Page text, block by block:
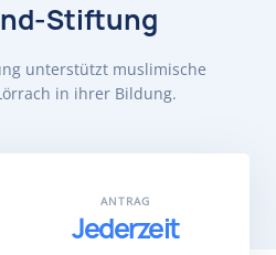
Stiftung
unterstützt muslimische
in ihrer Bildung.
ANTRAG
Jederzeit